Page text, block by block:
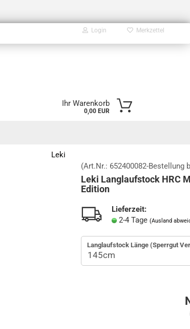
Login Merkzettel
Ihr Warenkorb
0,00 EUR
Leki
(Art.Nr.: 652400082-Bestellung
Leki Langlaufstock HRC
Edition
Lieferzeit:
2-4 Tage (Ausland
Langlaufstock Länge (Sperrgut